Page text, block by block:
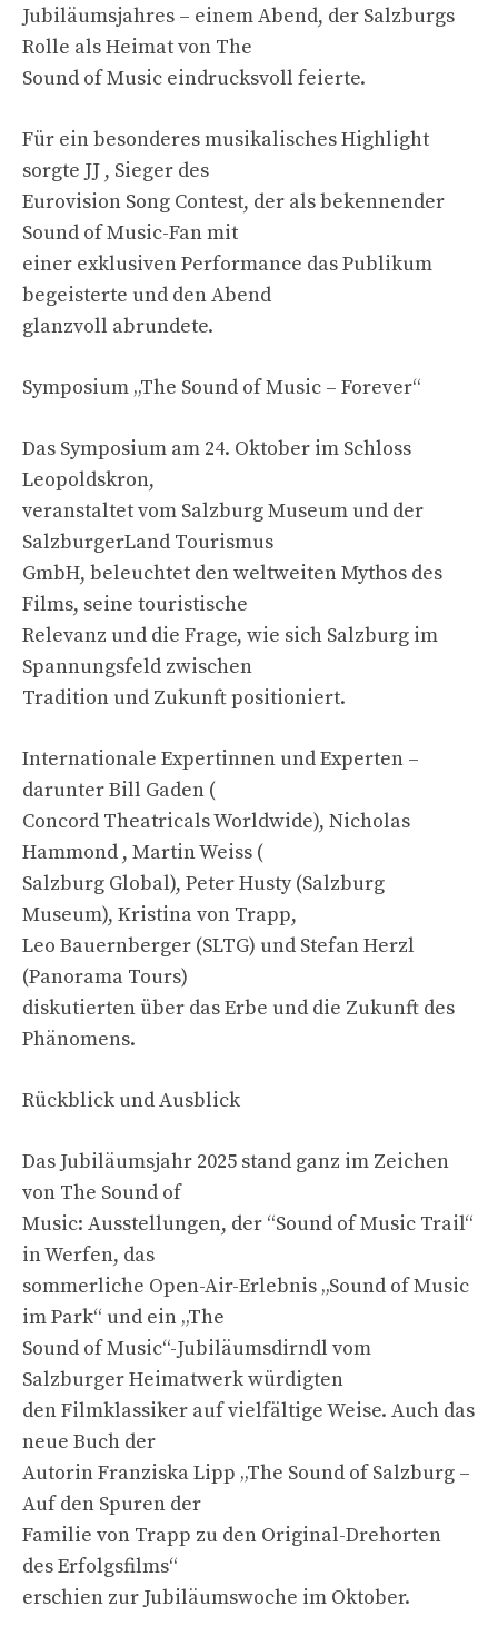
Jubiläumsjahres – einem Abend, der Salzburgs
Rolle als Heimat von The
Sound of Music eindrucksvoll feierte.
Für ein besonderes musikalisches Highlight
sorgte JJ , Sieger des
Eurovision Song Contest, der als bekennender
Sound of Music-Fan mit
einer exklusiven Performance das Publikum
begeisterte und den Abend
glanzvoll abrundete.
Symposium „The Sound of Music – Forever“
Das Symposium am 24. Oktober im Schloss
Leopoldskron,
veranstaltet vom Salzburg Museum und der
SalzburgerLand Tourismus
GmbH, beleuchtet den weltweiten Mythos des
Films, seine touristische
Relevanz und die Frage, wie sich Salzburg im
Spannungsfeld zwischen
Tradition und Zukunft positioniert.
Internationale Expertinnen und Experten –
darunter Bill Gaden (
Concord Theatricals Worldwide), Nicholas
Hammond , Martin Weiss (
Salzburg Global), Peter Husty (Salzburg
Museum), Kristina von Trapp,
Leo Bauernberger (SLTG) und Stefan Herzl
(Panorama Tours)
diskutierten über das Erbe und die Zukunft des
Phänomens.
Rückblick und Ausblick
Das Jubiläumsjahr 2025 stand ganz im Zeichen
von The Sound of
Music: Ausstellungen, der “Sound of Music Trail“
in Werfen, das
sommerliche Open-Air-Erlebnis „Sound of Music
im Park“ und ein „The
Sound of Music“-Jubiläumsdirndl vom
Salzburger Heimatwerk würdigten
den Filmklassiker auf vielfältige Weise. Auch das
neue Buch der
Autorin Franziska Lipp „The Sound of Salzburg –
Auf den Spuren der
Familie von Trapp zu den Original-Drehorten
des Erfolgsfilms“
erschien zur Jubiläumswoche im Oktober.